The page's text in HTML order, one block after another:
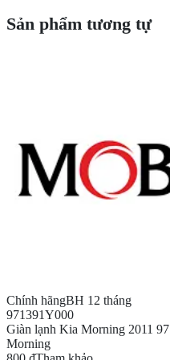
Sản phẩm tương tự
Chính hãngBH 12 tháng
971391Y000
Giàn lạnh Kia Morning 2011
Morning